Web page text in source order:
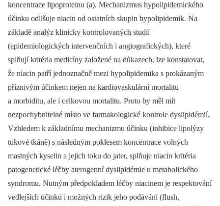
koncentrace lipoproteinu (a). Mechanizmus hypolipidemického
účinku odlišuje niacin od ostatních skupin hypolipidemik. Na
základě analýz klinicky kontrolovaných studií
(epidemiologických intervenčních i angiografických), které
splňují kritéria medicíny založené na důkazech, lze konstatovat,
že niacin patří jednoznačně mezi hypolipidemika s prokázaným
příznivým účinkem nejen na kardiovaskulární mortalitu
a morbiditu, ale i celkovou mortalitu. Proto by měl mít
nezpochybnitelné místo ve farmakologické kontrole dyslipidémií.
Vzhledem k základnímu mechanizmu účinku (inhibice lipolýzy
tukové tkáně) s následným poklesem koncentrace volných
mastných kyselin a jejich toku do jater, splňuje niacin kritéria
patogenetické léčby aterogenní dyslipidémie u metabolického
syndromu. Nutným předpokladem léčby niacinem je respektování
vedlejších účinků i možných rizik jeho podávání (flush,